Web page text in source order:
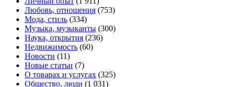
Любовь, отношения (753)
Мода, стиль (334)
Музыка, музыканты (300)
Наука, открытия (236)
Недвижимость (60)
Новости (11)
Новые статьи (7)
О товарах и услугах (325)
Общество, люди (1 031)